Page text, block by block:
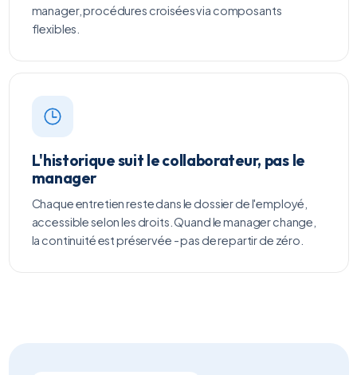
manager, procédures croisées via composants
flexibles.
L'historique suit le collaborateur, pas le
manager
Chaque entretien reste dans le dossier de l'employé,
accessible selon les droits. Quand le manager change,
la continuité est préservée - pas de repartir de zéro.